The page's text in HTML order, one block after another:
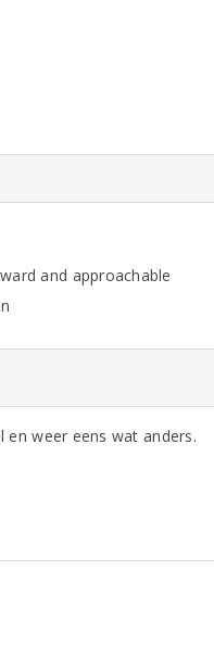
and approachable
weer eens wat anders.